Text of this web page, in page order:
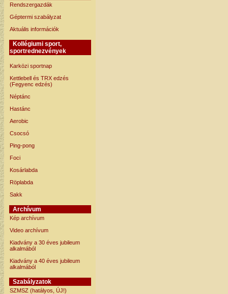
Rendszergazdák
Géptermi szabályzat
Aktuális információk
Kollégiumi sport,
sportrednezvények
Karközi sportnap
Kettlebell és TRX edzés
(Fegyenc edzés)
Néptánc
Hastánc
Aerobic
Csocsó
Ping-pong
Foci
Kosárlabda
Röplabda
Sakk
Archívum
Kép archívum
Video archívum
Kiadvány a 30 éves jubileum
alkalmából
Kiadvány a 40 éves jubileum
alkalmából
Szabályzatok
SZMSZ (hatályos, ÚJ!)